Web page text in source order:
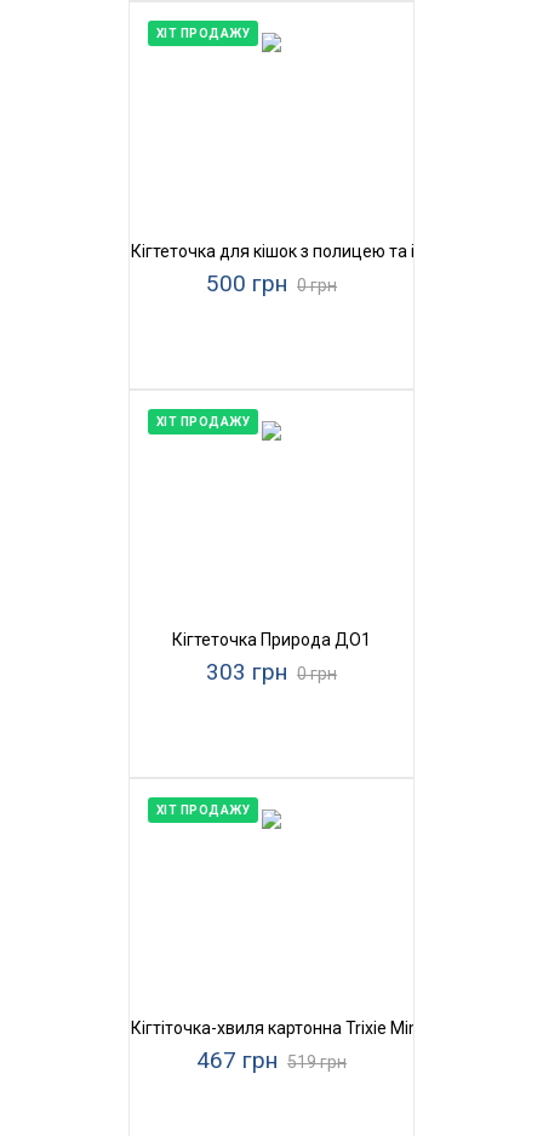
ХІТ ПРОДАЖУ
Кігтеточка для кішок з полицею та іграшками
500 грн 0 грн
ХІТ ПРОДАЖУ
Кігтеточка Природа ДО1
303 грн 0 грн
ХІТ ПРОДАЖУ
Кігтіточка-хвиля картонна Trixie Mimi Wave
467 грн 519 грн